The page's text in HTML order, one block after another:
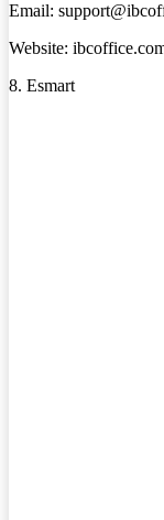
Email:
Website:
8. Esmart